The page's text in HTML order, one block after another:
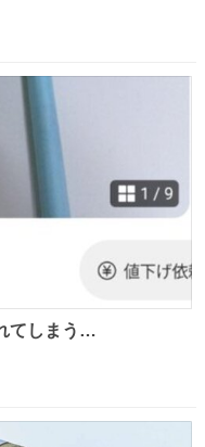
てしまう…